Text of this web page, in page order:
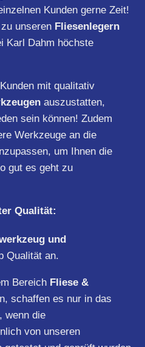
Kunden gerne Zeit!
unseren Fliesenlegern
Karl Dahm höchste
mit qualitativ
auszustatten,
sein können! Zudem
Werkzeuge an die
um Ihnen die
gut es geht zu
Qualität:
und
Qualität an.
Bereich Fliese &
schaffen es nur in das
wenn die
von unseren